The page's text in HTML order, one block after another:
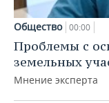
Общество 00:00
Проблемы с
земельных
Мнение эксперта